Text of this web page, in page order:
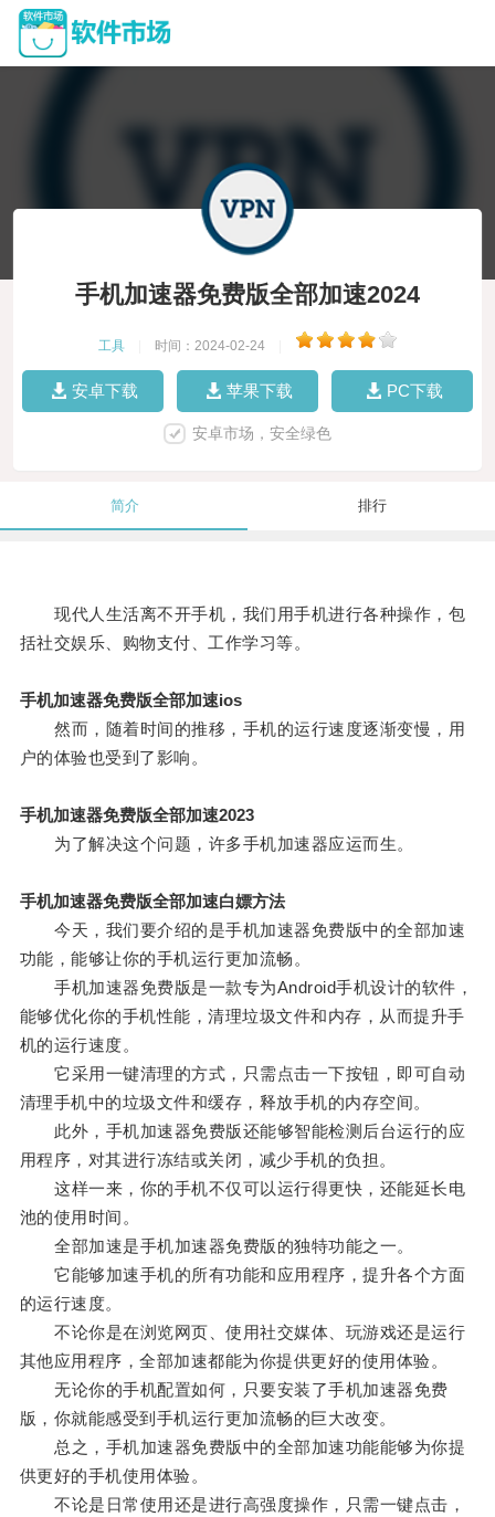
手机加速器免费版全部加速2024
工具 时间：2024-02-24
安卓下载 苹果下载 PC下载
安卓市场，安全绿色
简介 排行
现代人生活离不开手机，我们用手机进行各种操作，包
括社交娱乐、购物支付、工作学习等。
手机加速器免费版全部加速ios
然而，随着时间的推移，手机的运行速度逐渐变慢，用
户的体验也受到了影响。
手机加速器免费版全部加速2023
为了解决这个问题，许多手机加速器应运而生。
手机加速器免费版全部加速白嫖方法
今天，我们要介绍的是手机加速器免费版中的全部加速
功能，能够让你的手机运行更加流畅。
手机加速器免费版是一款专为Android手机设计的软件，
能够优化你的手机性能，清理垃圾文件和内存，从而提升手
机的运行速度。
它采用一键清理的方式，只需点击一下按钮，即可自动
清理手机中的垃圾文件和缓存，释放手机的内存空间。
此外，手机加速器免费版还能够智能检测后台运行的应
用程序，对其进行冻结或关闭，减少手机的负担。
这样一来，你的手机不仅可以运行得更快，还能延长电
池的使用时间。
全部加速是手机加速器免费版的独特功能之一。
它能够加速手机的所有功能和应用程序，提升各个方面
的运行速度。
不论你是在浏览网页、使用社交媒体、玩游戏还是运行
其他应用程序，全部加速都能为你提供更好的使用体验。
无论你的手机配置如何，只要安装了手机加速器免费
版，你就能感受到手机运行更加流畅的巨大改变。
总之，手机加速器免费版中的全部加速功能能够为你提
供更好的手机使用体验。
不论是日常使用还是进行高强度操作，只需一键点击，